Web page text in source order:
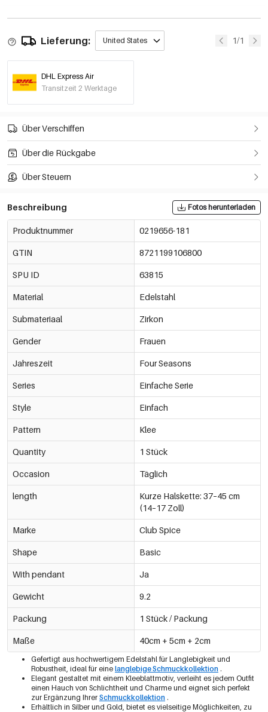
Lieferung: United States 1/1
DHL Express Air
Transitzeit 2 Werktage
Über Verschiffen
Über die Rückgabe
Über Steuern
Beschreibung Fotos herunterladen
Produktnummer 0219656-181
GTIN 8721199106800
SPU ID 63815
Material Edelstahl
Submateriaal Zirkon
Gender Frauen
Jahreszeit Four Seasons
Series Einfache Serie
Style Einfach
Pattern Klee
Quantity 1 Stück
Occasion Täglich
length
Kurze Halskette: 37–45 cm
(14–17 Zoll)
Marke Club Spice
Shape Basic
With pendant Ja
Gewicht 9.2
Packung 1 Stück / Packung
Maße 40cm + 5cm + 2cm
Gefertigt aus hochwertigem Edelstahl für Langlebigkeit und
Robustheit, ideal für eine langlebige Schmuckkollektion .
Elegant gestaltet mit einem Kleeblattmotiv, verleiht es jedem Outfit
einen Hauch von Schlichtheit und Charme und eignet sich perfekt
zur Ergänzung Ihrer Schmuckkollektion .
Erhältlich in Silber und Gold, bietet es vielseitige Möglichkeiten, zu